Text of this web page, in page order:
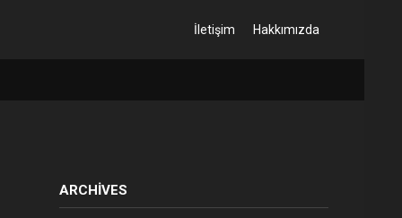
İletişim Hakkımızda
ARCHIVES